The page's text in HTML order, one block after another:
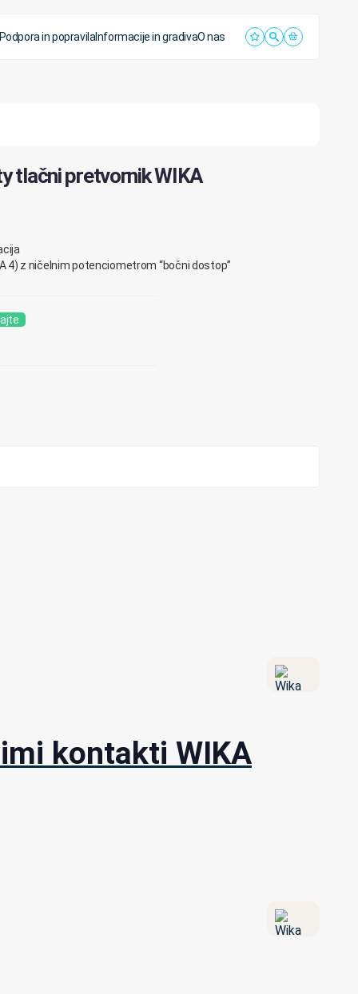
in popravilaInformacije in gradivaO nas
tlačni pretvornik WIKA
4) z ničelnim potenciometrom “bočni dostop”
kontakti WIKA